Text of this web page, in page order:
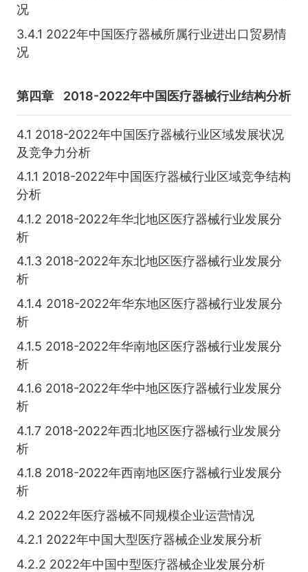
况
3.4.1 2022年中国医疗器械所属行业进出口贸易情
况
第四章 2018-2022年中国医疗器械行业结构分析
4.1 2018-2022年中国医疗器械行业区域发展状况
及竞争力分析
4.1.1 2018-2022年中国医疗器械行业区域竞争结构
分析
4.1.2 2018-2022年华北地区医疗器械行业发展分
析
4.1.3 2018-2022年东北地区医疗器械行业发展分
析
4.1.4 2018-2022年华东地区医疗器械行业发展分
析
4.1.5 2018-2022年华南地区医疗器械行业发展分
析
4.1.6 2018-2022年华中地区医疗器械行业发展分
析
4.1.7 2018-2022年西北地区医疗器械行业发展分
析
4.1.8 2018-2022年西南地区医疗器械行业发展分
析
4.2 2022年医疗器械不同规模企业运营情况
4.2.1 2022年中国大型医疗器械企业发展分析
4.2.2 2022年中国中型医疗器械企业发展分析